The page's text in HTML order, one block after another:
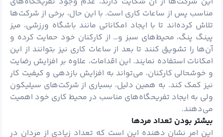
مناسب پس از ساعات کاری است. با این حال، برخی از شرکت‌ها
تلاش کرده‌اند تا با ایجاد امکاناتی مانند باشگاه ورزشی، میز
پینگ پنگ، محیط‌های سبز و… از کارکنان خود حمایت کرده و
آن‌ها را تشویق کنند تا بعد از ساعات کاری نیز بتوانند از این
امکانات استفاده نمایند. این اقدامات، علاوه بر افزایش رضایت
و خوشحالی کارکنان، می‌تواند به افزایش بازدهی و کیفیت کار
نیز کمک کند. به همین دلیل، بسیاری از شرکت‌های سیلیکون
ولی به ایجاد تفریحگاه‌های مناسب در محیط کاری خود اهمیت
می‌دهند.
بیشتر بودن تعداد مردها
این امر نشان دهنده این است که تعداد زیادی از مردان در